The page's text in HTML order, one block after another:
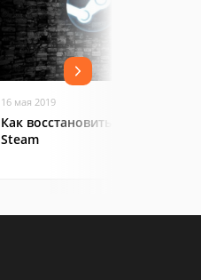
16 мая 2019
Как восстановить аккаунт в
Steam